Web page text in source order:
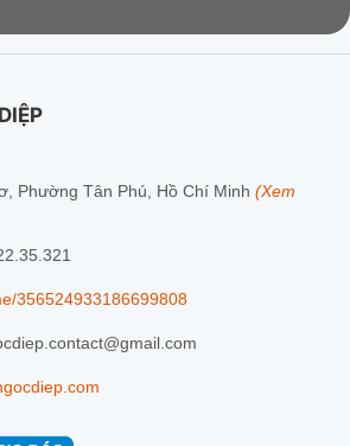
Phường Tân Phú, Hồ Chí Minh (Xem
356524933186699808